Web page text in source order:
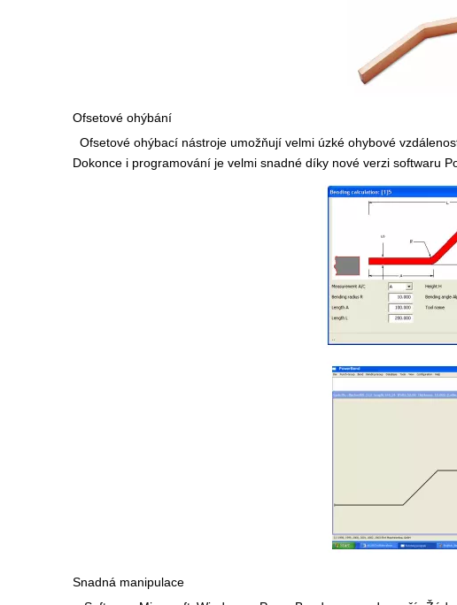
Ofsetové ohýbání
Ofsetové ohýbací nástroje umožňují velmi úzké ohybové
Dokonce i programování je velmi snadné díky nové verzi softwaru
Snadná manipulace